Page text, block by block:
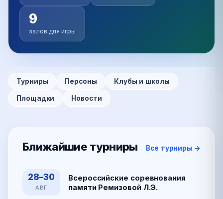
9
залов для игры
Турниры Персоны Клубы и школы
Площадки Новости
Ближайшие турниры Все турниры →
28–30
АВГ
Всероссийские соревнования
памяти Ремизовой Л.Э.